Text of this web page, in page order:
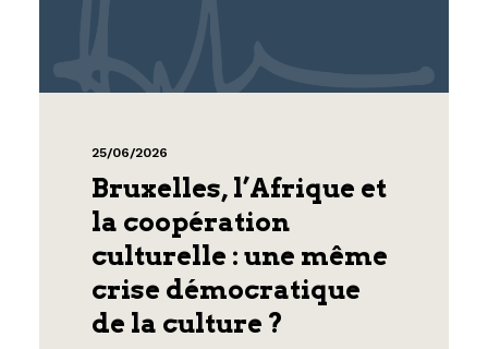
25/06/2026
Bruxelles, l’Afrique et
la coopération
culturelle : une même
crise démocratique
de la culture ?